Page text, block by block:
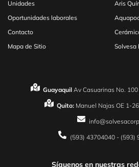
Guayaquil Av Casuarinas No.
Quito: Manuel Najas OE 1-
(593) 43704040 - (593)
Unidades
Oportunidades laborales
Contacto
Mapa de Sitio
Aris
Solvesa
Síguenos en nuestras